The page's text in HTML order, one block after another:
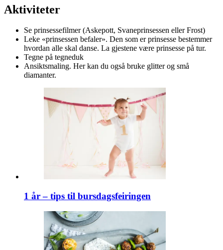
Aktiviteter
Se prinsessefilmer (Askepott, Svaneprinsessen eller Frost)
Leke «prinsessen befaler». Den som er prinsesse bestemmer
hvordan alle skal danse. La gjestene være prinsesse på tur.
Tegne på tegneduk
Ansiktsmaling. Her kan du også bruke glitter og små
diamanter.
1 år – tips til bursdagsfeiringen